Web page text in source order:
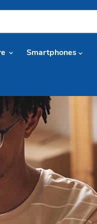
Smartphones